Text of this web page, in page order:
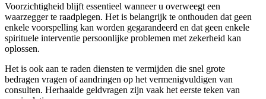
Voorzichtigheid blijft essentieel wanneer u overweegt een
waarzegger te raadplegen. Het is belangrijk te onthouden dat geen
enkele voorspelling kan worden gegarandeerd en dat geen enkele
spirituele interventie persoonlijke problemen met zekerheid kan
oplossen.
Het is ook aan te raden diensten te vermijden die snel grote
bedragen vragen of aandringen op het vermenigvuldigen van
consulten. Herhaalde geldvragen zijn vaak het eerste teken van